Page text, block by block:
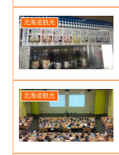
北海道観光
北海道観光